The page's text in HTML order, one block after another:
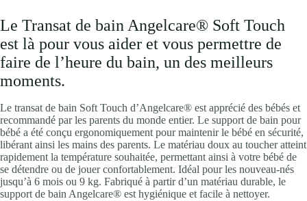
Le Transat de bain Angelcare® Soft Touch
est là pour vous aider et vous permettre de
faire de l’heure du bain, un des meilleurs
moments.
Le transat de bain Soft Touch d’Angelcare® est apprécié des bébés et
recommandé par les parents du monde entier. Le support de bain pour
bébé a été conçu ergonomiquement pour maintenir le bébé en sécurité,
libérant ainsi les mains des parents. Le matériau doux au toucher atteint
rapidement la température souhaitée, permettant ainsi à votre bébé de
se détendre ou de jouer confortablement. Idéal pour les nouveau-nés
jusqu’à 6 mois ou 9 kg. Fabriqué à partir d’un matériau durable, le
support de bain Angelcare® est hygiénique et facile à nettoyer.